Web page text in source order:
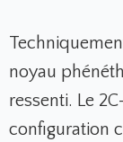
noyau
ressenti. Le
configuration